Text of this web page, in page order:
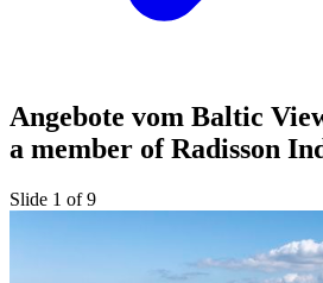
Angebote vom Baltic
a member of Radisson
Slide 1 of 9